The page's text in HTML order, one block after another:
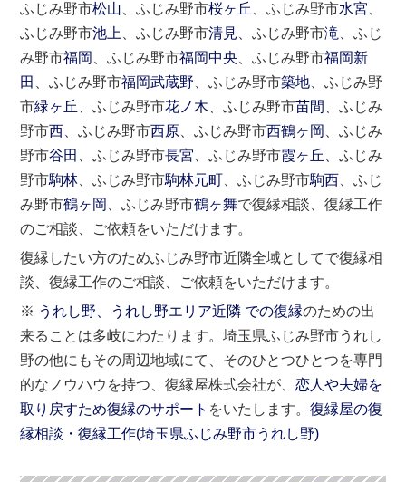
ふじみ野市松山 、ふじみ野市桜ヶ丘 、ふじみ野市水宮
ふじみ野市池上 、ふじみ野市清見 、ふじみ野市滝 、ふじ
み野市福岡 、ふじみ野市福岡中央 、ふじみ野市福岡新
田
、ふじみ野市福岡武蔵野 、ふじみ野市築地 、ふじみ野
市緑ヶ丘 、ふじみ野市花ノ木 、ふじみ野市苗間
、ふじみ
野市西 、ふじみ野市西原 、ふじみ野市西鶴ヶ岡
、ふじみ
野市谷田 、ふじみ野市長宮 、ふじみ野市霞ヶ丘
、ふじみ
野市駒林 、ふじみ野市駒林元町 、ふじみ野市駒西 、ふじ
み野市鶴ヶ岡 、ふじみ野市鶴ヶ舞で復縁相談、復縁工作
のご相談、ご依頼をいただけます。
復縁したい方のためふじみ野市近隣全域としてで復縁相
談、復縁工作のご相談、ご依頼をいただけます。
※ うれし野、うれし野エリア近隣 での復縁のための出
来ることは多岐にわたります。埼玉県ふじみ野市うれし
野の他にもその周辺地域にて、そのひとつひとつを専門
的なノウハウを持つ、復縁屋株式会社が、恋人や夫婦を
取り戻すため復縁のサポート をいたします。復縁屋の復
縁相談・復縁工作(埼玉県ふじみ野市うれし野)